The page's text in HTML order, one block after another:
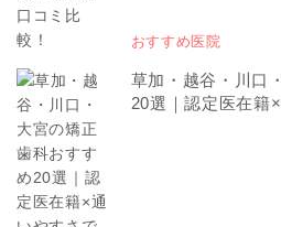
おすすめ医院
草加・越谷・川口
20選｜認定医在籍